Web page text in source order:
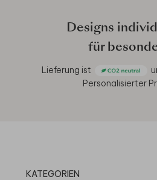
Designs
für
Lieferung ist
Personalisierter
KATEGORIEN